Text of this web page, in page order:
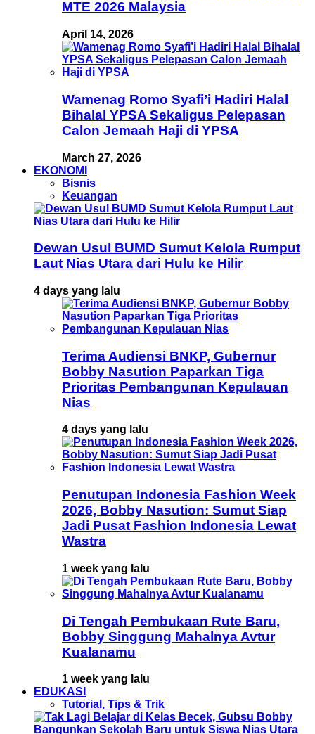
MTE 2026 Malaysia
April 14, 2026
Wamenag Romo Syafi’i Hadiri Halal
Bihalal YPSA Sekaligus Pelepasan
Calon Jemaah Haji di YPSA
March 27, 2026
EKONOMI
Bisnis
Keuangan
Dewan Usul BUMD Sumut Kelola Rumput
Laut Nias Utara dari Hulu ke Hilir
4 days yang lalu
Terima Audiensi BNKP, Gubernur
Bobby Nasution Paparkan Tiga
Prioritas Pembangunan Kepulauan
Nias
4 days yang lalu
Penutupan Indonesia Fashion Week
2026, Bobby Nasution: Sumut Siap
Jadi Pusat Fashion Indonesia Lewat
Wastra
1 week yang lalu
Di Tengah Pembukaan Rute Baru,
Bobby Singgung Mahalnya Avtur
Kualanamu
1 week yang lalu
EDUKASI
Tutorial, Tips & Trik